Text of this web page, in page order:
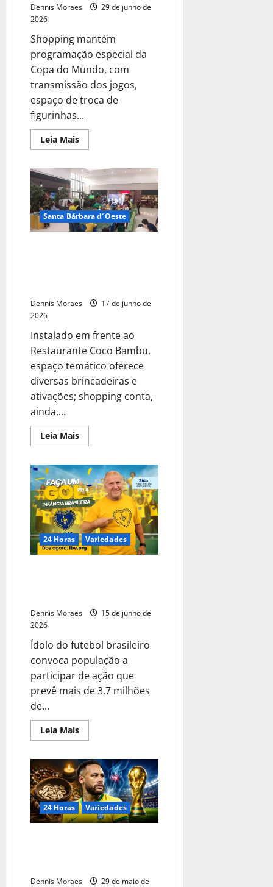
Dennis Moraes
29 de junho de
2026
Shopping mantém
programação especial da
Copa do Mundo, com
transmissão dos jogos,
espaço de troca de
figurinhas...
Leia Mais
Santa Bárbara d´Oeste
Dennis Moraes
17 de junho de
2026
Instalado em frente ao
Restaurante Coco Bambu,
espaço temático oferece
diversas brincadeiras e
ativações; shopping conta,
ainda,...
Leia Mais
24 Horas Variedades
Dennis Moraes
15 de junho de
2026
Ídolo do futebol brasileiro
convoca população a
participar de ação que
prevê mais de 3,7 milhões
de...
Leia Mais
24 Horas Variedades
Dennis Moraes
29 de maio de